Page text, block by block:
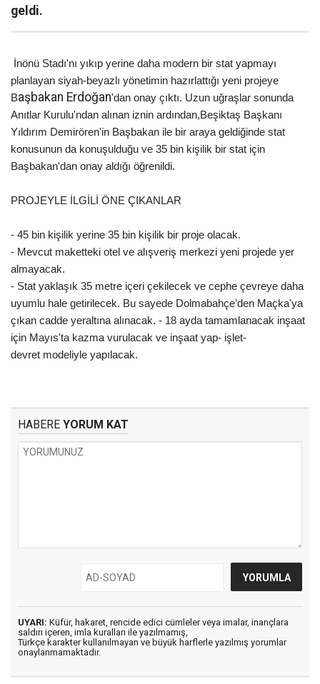
geldi.
İnönü Stadı'nı yıkıp yerine daha modern bir stat yapmayı
planlayan siyah-beyazlı yönetimin hazırlattığı yeni projeye
Başbakan Erdoğan'dan onay çıktı. Uzun uğraşlar sonunda
Anıtlar Kurulu'ndan alınan iznin ardından,Beşiktaş Başkanı
Yıldırım Demirören'in Başbakan ile bir araya geldiğinde stat
konusunun da konuşulduğu ve 35 bin kişilik bir stat için
Başbakan'dan onay aldığı öğrenildi.
PROJEYLE İLGİLİ ÖNE ÇIKANLAR
- 45 bin kişilik yerine 35 bin kişilik bir proje olacak.
- Mevcut maketteki otel ve alışveriş merkezi yeni projede yer
almayacak.
- Stat yaklaşık 35 metre içeri çekilecek ve cephe çevreye daha
uyumlu hale getirilecek. Bu sayede Dolmabahçe'den Maçka'ya
çıkan cadde yeraltına alınacak. - 18 ayda tamamlanacak inşaat
için Mayıs'ta kazma vurulacak ve inşaat yap- işlet-
devret modeliyle yapılacak.
HABERE YORUM KAT
UYARI: Küfür, hakaret, rencide edici cümleler veya imalar, inançlara
saldırı içeren, imla kuralları ile yazılmamış,
Türkçe karakter kullanılmayan ve büyük harflerle yazılmış yorumlar
onaylanmamaktadır.